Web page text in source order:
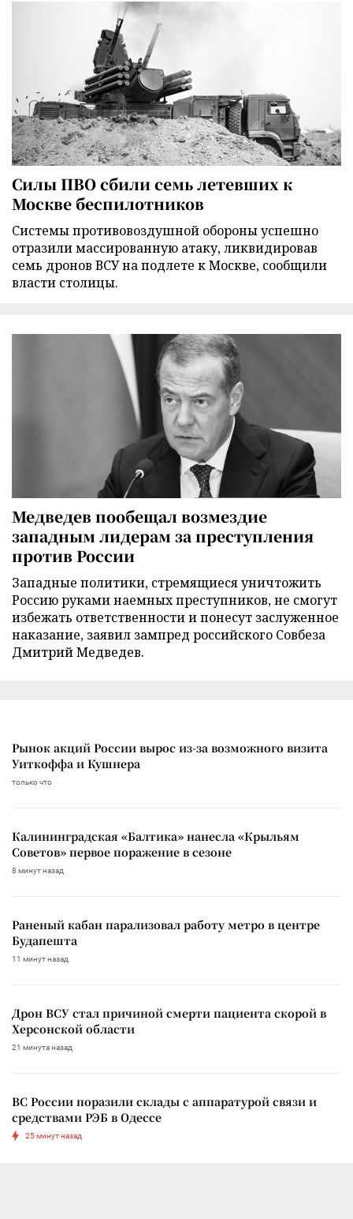
Силы ПВО сбили семь летевших к
Москве беспилотников
Cистемы противовоздушной обороны успешно
отразили массированную атаку, ликвидировав
семь дронов ВСУ на подлете к Москве, сообщили
власти столицы.
Медведев пообещал возмездие
западным лидерам за преступления
против России
Западные политики, стремящиеся уничтожить
Россию руками наемных преступников, не смогут
избежать ответственности и понесут заслуженное
наказание, заявил зампред российского Совбеза
Дмитрий Медведев.
Рынок акций России вырос из-за возможного визита
Уиткоффа и Кушнера
только что
Калининградская «Балтика» нанесла «Крыльям
Советов» первое поражение в сезоне
8 минут назад
Раненый кабан парализовал работу метро в центре
Будапешта
11 минут назад
Дрон ВСУ стал причиной смерти пациента скорой в
Херсонской области
21 минута назад
ВС России поразили склады с аппаратурой связи и
средствами РЭБ в Одессе
25 минут назад